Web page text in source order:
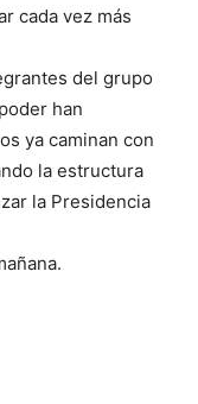
cada vez más
del grupo
han
ya caminan con
la estructura
la Presidencia